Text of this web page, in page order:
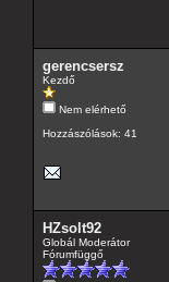
gerencsersz
Kezdő
Nem elérhető
Hozzászólások: 41
HZsolt92
Globál Moderátor
Fórumfüggő